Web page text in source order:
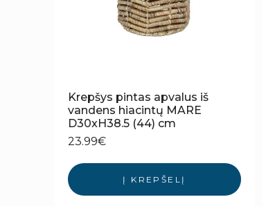
Krepšys pintas apvalus iš
vandens hiacintų MARE
D30xH38.5 (44) cm
23.99€
Į KREPŠELĮ